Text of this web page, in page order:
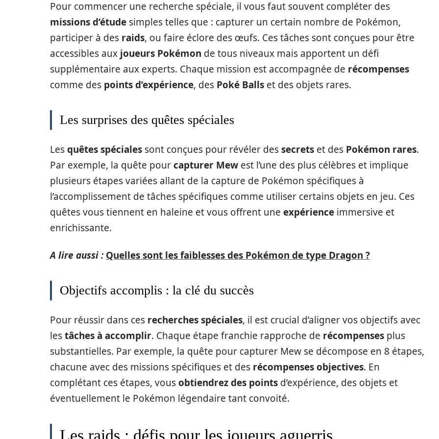
Pour commencer une recherche spéciale, il vous faut souvent compléter des
missions d’étude simples telles que : capturer un certain nombre de Pokémon,
participer à des raids, ou faire éclore des œufs. Ces tâches sont conçues pour être
accessibles aux joueurs Pokémon de tous niveaux mais apportent un défi
supplémentaire aux experts. Chaque mission est accompagnée de récompenses
comme des points d’expérience, des Poké Balls et des objets rares.
Les surprises des quêtes spéciales
Lesquêtes spéciales sont conçues pour révéler dessecrets et des Pokémon rares.
Par exemple, la quête pourcapturer Mew est l’une des plus célèbres et implique
plusieurs étapes variées allant de la capture de Pokémon spécifiques à
l’accomplissement de tâches spécifiques comme utiliser certains objets en jeu. Ces
quêtes vous tiennent en haleine et vous offrent une expérience immersive et
enrichissante.
A lire aussi : Quelles sont les faiblesses des Pokémon de type Dragon ?
Objectifs accomplis : la clé du succès
Pour réussir dans ces recherches spéciales, il est crucial d’aligner vos objectifs avec
lestâches à accomplir. Chaque étape franchie rapproche de récompenses plus
substantielles. Par exemple, la quête pour capturer Mew se décompose en 8 étapes,
chacune avec des missions spécifiques et des récompenses objectives. En
complétant ces étapes, vousobtiendrez des points d’expérience, des objets et
éventuellement le Pokémon légendaire tant convoité.
Les raids : défis pour les joueurs aguerris